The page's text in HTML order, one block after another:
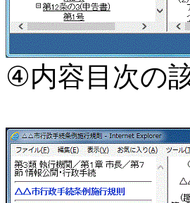
④内容目次の